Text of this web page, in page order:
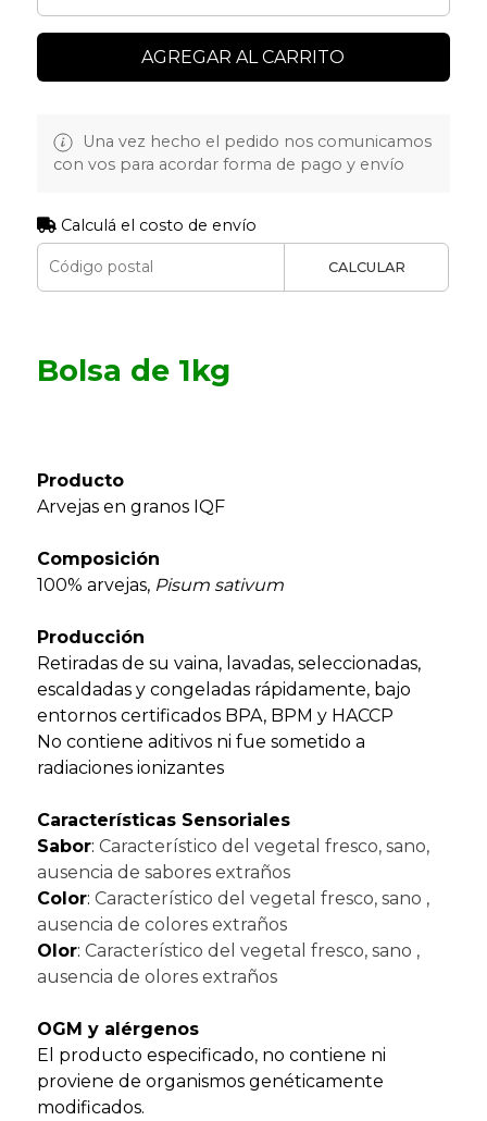
AGREGAR AL CARRITO
Una vez hecho el pedido nos comunicamos
con vos para acordar forma de pago y envío
Calculá el costo de envío
CALCULAR
Bolsa de 1kg
Producto
Arvejas en granos IQF
Composición
100% arvejas, Pisum sativum
Producción
Retiradas de su vaina, lavadas, seleccionadas,
escaldadas y congeladas rápidamente, bajo
entornos certificados BPA, BPM y HACCP
No contiene aditivos ni fue sometido a
radiaciones ionizantes
Características Sensoriales
Sabor: Característico del vegetal fresco, sano,
ausencia de sabores extraños
Color: Característico del vegetal fresco, sano ,
ausencia de colores extraños
Olor: Característico del vegetal fresco, sano ,
ausencia de olores extraños
OGM y alérgenos
El producto especificado, no contiene ni
proviene de organismos genéticamente
modificados.